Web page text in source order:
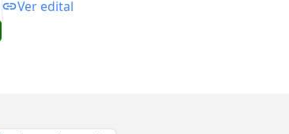
Ver edital